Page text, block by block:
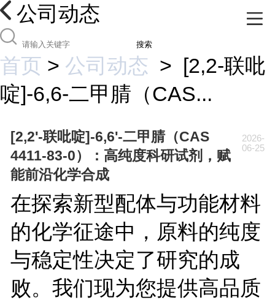
公司动态
搜索
首页 > 公司动态 > [2,2-联吡
啶]-6,6-二甲腈（CAS...
[2,2'-联吡啶]-6,6'-二甲腈（CAS
4411-83-0）：高纯度科研试剂，赋
能前沿化学合成
2026-
06-25
在探索新型配体与功能材料
的化学征途中，原料的纯度
与稳定性决定了研究的成
败。我们现为您提供高品质